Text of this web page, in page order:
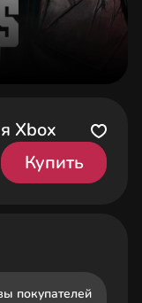
Xbox
Купить
покупателей